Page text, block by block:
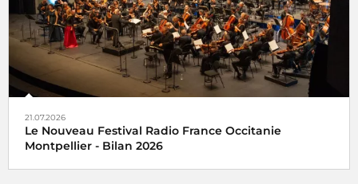
21.07.2026
Le Nouveau Festival Radio France Occitanie
Montpellier - Bilan 2026